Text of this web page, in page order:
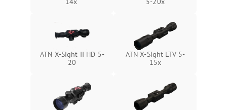
ATN X-Sight II HD 5-
20
ATN X-Sight LTV 5-
15x